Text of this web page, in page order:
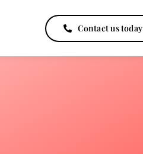
Contact us today